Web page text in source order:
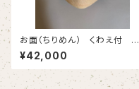
お面（ちりめん） くわえ付 ひ
ょっとこ （台含まず）
¥42,000